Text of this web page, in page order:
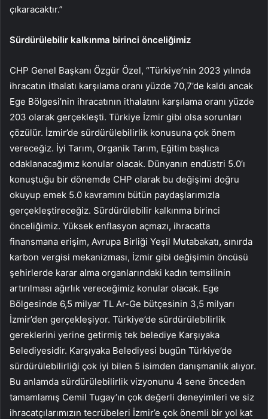
çıkaracaktır.”
Sürdürülebilir kalkınma birinci önceliğimiz
CHP Genel Başkanı Özgür Özel, “Türkiye’nin 2023 yılında
ihracatın ithalatı karşılama oranı yüzde 70,7’de kaldı ancak
Ege Bölgesi’nin ihracatının ithalatını karşılama oranı yüzde
203 olarak gerçekleşti. Türkiye İzmir gibi olsa sorunları
çözülür. İzmir’de sürdürülebilirlik konusuna çok önem
vereceğiz. İyi Tarım, Organik Tarım, Eğitim başlıca
odaklanacağımız konular olacak. Dünyanın endüstri 5.0’ı
konuştuğu bir dönemde CHP olarak bu değişimi doğru
okuyup emek 5.0 kavramını bütün paydaşlarımızla
gerçekleştireceğiz. Sürdürülebilir kalkınma birinci
önceliğimiz. Yüksek enflasyon açmazı, ihracatta
finansmana erişim, Avrupa Birliği Yeşil Mutabakatı, sınırda
karbon vergisi mekanizması, İzmir gibi değişimin öncüsü
şehirlerde karar alma organlarındaki kadın temsilinin
artırılması ağırlık vereceğimiz konular olacak. Ege
Bölgesinde 6,5 milyar TL Ar-Ge bütçesinin 3,5 milyarı
İzmir’den gerçekleşiyor. Türkiye’de sürdürülebilirlik
gereklerini yerine getirmiş tek belediye Karşıyaka
Belediyesidir. Karşıyaka Belediyesi bugün Türkiye’de
sürdürülebilirliği çok iyi bilen 5 isimden danışmanlık alıyor.
Bu anlamda sürdürülebilirlik vizyonunu 4 sene önceden
tamamlamış Cemil Tugay’ın çok değerli deneyimleri ve siz
ihracatçılarımızın tecrübeleri İzmir’e çok önemli bir yol kat